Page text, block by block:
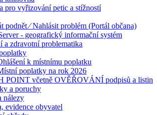
pro vyřizování petic a stížností
podnět ⁄ Nahlásit problém (Portál občana)
- geografický informační systém
a zdravotní problematika
k místnímu poplatku
poplatky na rok 2026
POINT včetně OVĚŘOVÁNÍ podpisů a listin
a poruchy
nálezy
evidence obyvatel